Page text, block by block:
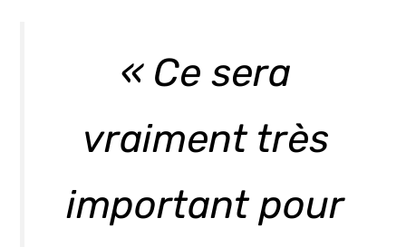
« Ce sera
vraiment très
important pour